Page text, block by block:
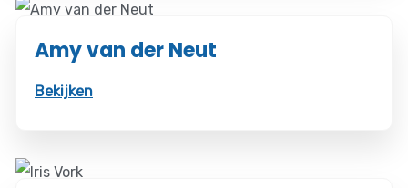
Amy van der Neut
Bekijken